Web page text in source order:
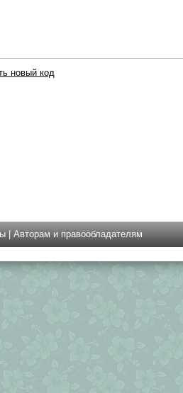
новый код
| Авторам и правообладателям